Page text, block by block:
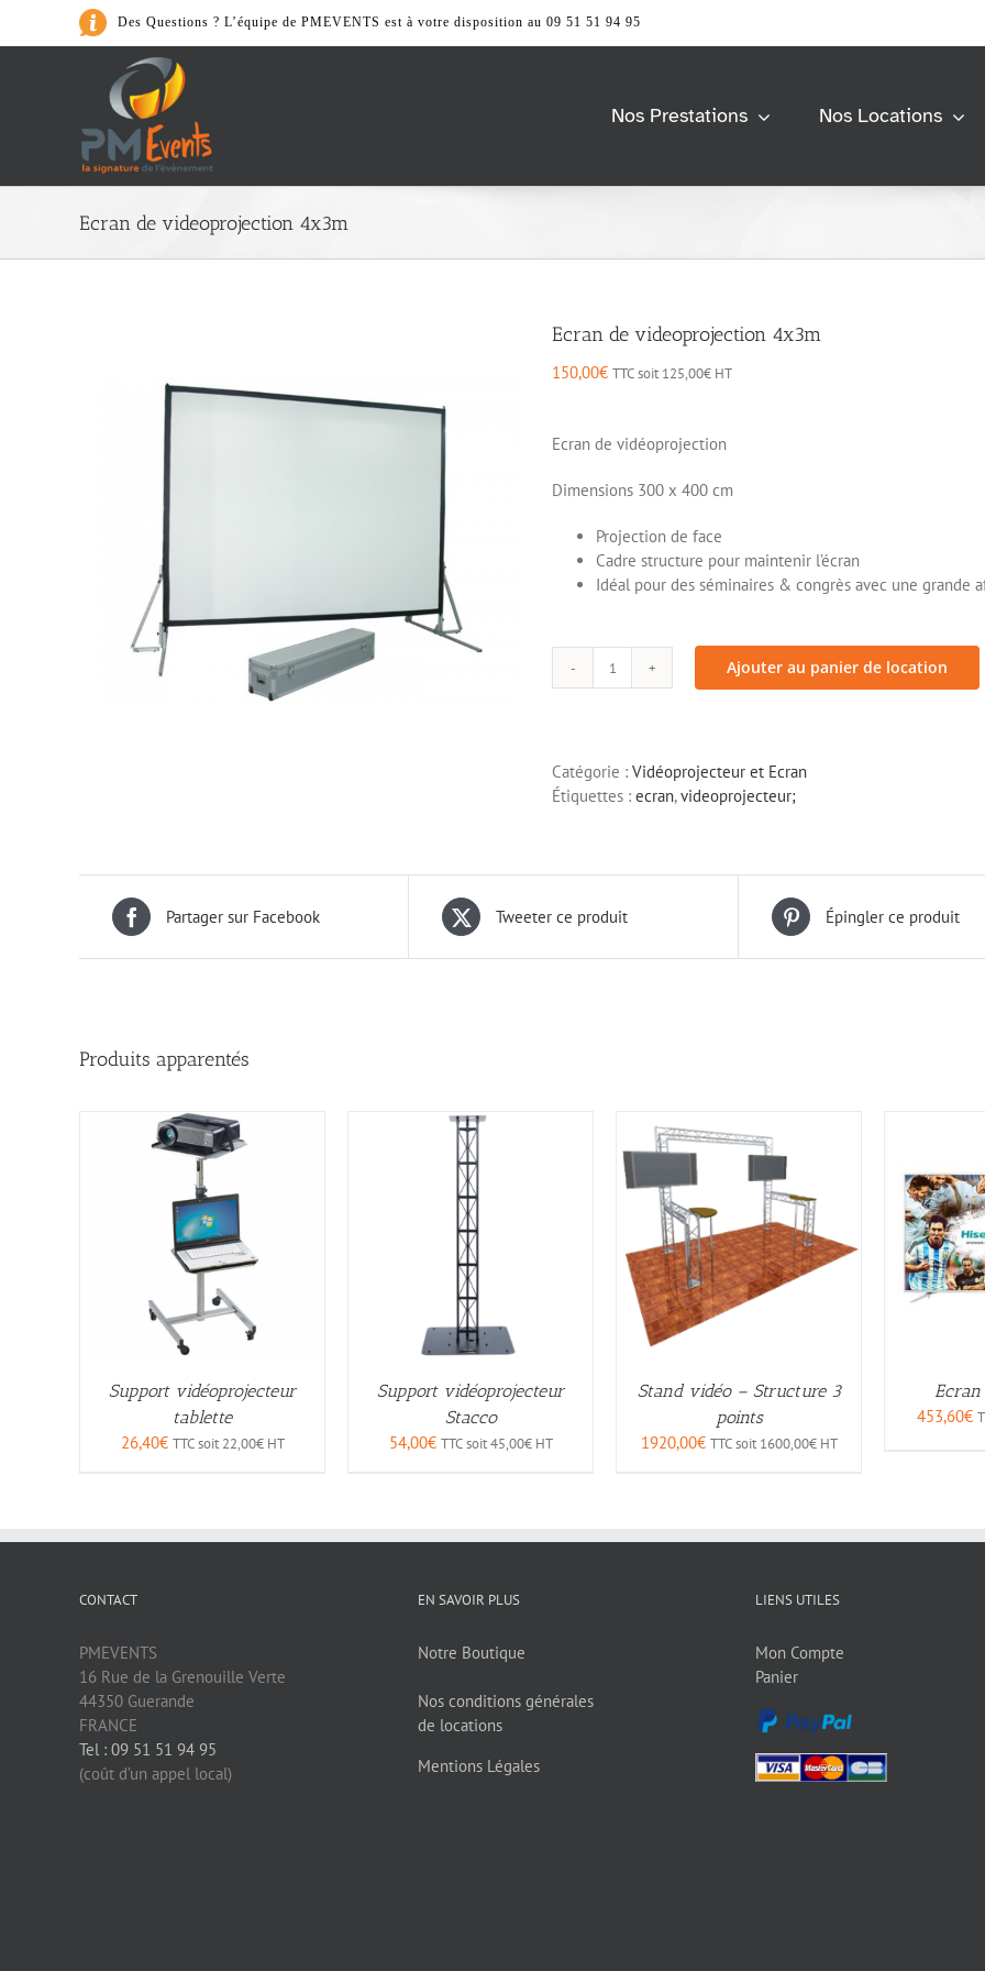
Des Questions ? L’équipe de PMEVENTS est à votre disposition au 09 51 51 94 95
Nos Prestations Nos Locations
Art de la Table
> Accessoires
> Sonorisation
Barnum &
> Accessoires
> Tente Pliante
> Accessoires
> Espace lounge
> Table
> Chaise et tabouret
Univers Scène
> Praticable de scène
> Barrierage
Ecran de videoprojection 4x3m
Ecran de videoprojection 4x3m
150,00€ TTC soit 125,00€ HT
Ecran de vidéoprojection
Dimensions 300 x 400 cm
Projection de face
Cadre structure pour maintenir l’écran
Idéal pour des séminaires & congrès avec une grande
quantité
videoprojection
4x3m
Ajouter au panier de location
Catégorie : Vidéoprojecteur et Ecran
Étiquettes : ecran,videoprojecteur;
Partager sur Facebook Tweeter ce produit Épingler ce produit
Produits apparentés
Support vidéoprojecteur
tablette
26,40€ TTC soit 22,00€HT
Support vidéoprojecteur
Stacco
54,00€ TTC soit45,00€HT
Stand vidéo – Structure 3
points
1920,00€ TTC soit 1600,00€HT
Ecran
453,60€
CONTACT
PMEVENTS
16 Rue de la Grenouille Verte
44350 Guerande
FRANCE
Tel : 09 51 51 94 95
(coût d’un appel local)
EN SAVOIR PLUS
Notre Boutique
Nos conditions générales
de locations
Mentions Légales
LIENS UTILES
Mon Compte
Panier